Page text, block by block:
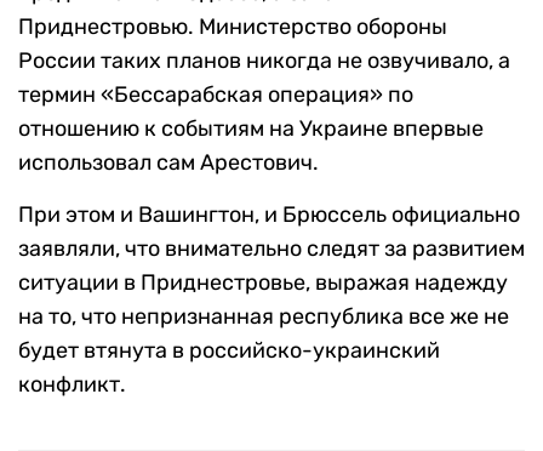
Приднестровью. Министерство обороны
России таких планов никогда не озвучивало, а
термин «Бессарабская операция» по
отношению к событиям на Украине впервые
использовал сам Арестович.
При этом и Вашингтон, и Брюссель официально
заявляли, что внимательно следят за развитием
ситуации в Приднестровье, выражая надежду
на то, что непризнанная республика все же не
будет втянута в российско-украинский
конфликт.